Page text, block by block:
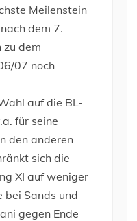
Meilenstein
dem 7.
zu dem
07 noch
auf die BL-
für seine
den anderen
sich die
XI auf weniger
bei Sands und
gegen Ende